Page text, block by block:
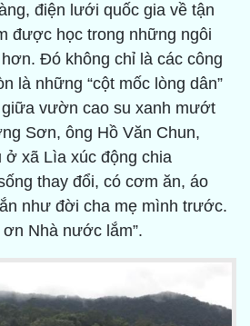
điện lưới quốc gia về tận
được học trong những ngôi
Đó không chỉ là các công
là những “cột mốc lòng dân”
vườn cao su xanh mướt
Sơn, ông Hồ Văn Chun,
xã Lìa xúc động chia
thay đổi, có cơm ăn, áo
như đời cha mẹ mình trước.
Nhà nước lắm”.